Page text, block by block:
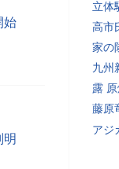
始
明
立体
高市
家の
九州
露
藤原
アジ